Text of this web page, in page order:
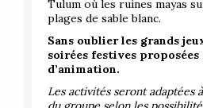
Tulum où les ruines mayas
plages de sable blanc.
Sans oublier les grands
soirées festives proposées
d’animation.
Les activités seront adaptées